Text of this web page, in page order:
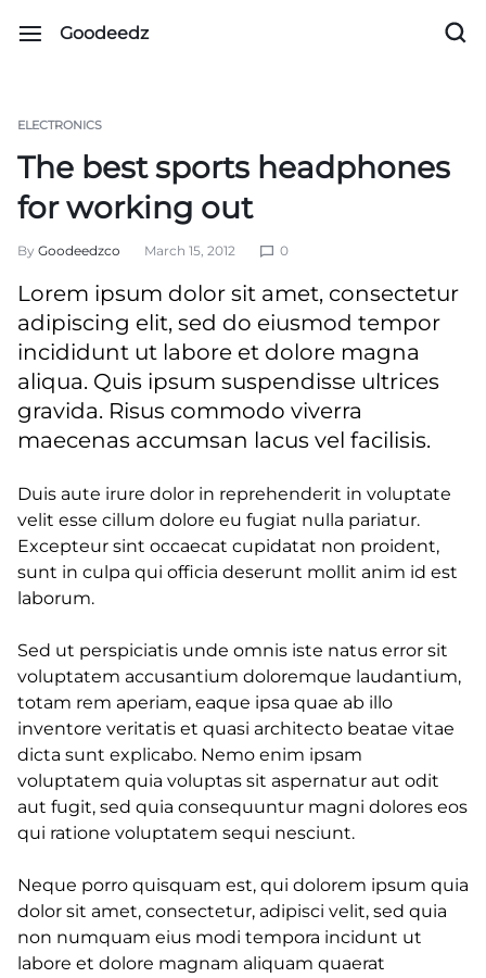
Goodeedz
ELECTRONICS
The best sports headphones
for working out
By Goodeedzco March 15, 2012 0
Lorem ipsum dolor sit amet, consectetur
adipiscing elit, sed do eiusmod tempor
incididunt ut labore et dolore magna
aliqua. Quis ipsum suspendisse ultrices
gravida. Risus commodo viverra
maecenas accumsan lacus vel facilisis.
Duis aute irure dolor in reprehenderit in voluptate
velit esse cillum dolore eu fugiat nulla pariatur.
Excepteur sint occaecat cupidatat non proident,
sunt in culpa qui officia deserunt mollit anim id est
laborum.
Sed ut perspiciatis unde omnis iste natus error sit
voluptatem accusantium doloremque laudantium,
totam rem aperiam, eaque ipsa quae ab illo
inventore veritatis et quasi architecto beatae vitae
dicta sunt explicabo. Nemo enim ipsam
voluptatem quia voluptas sit aspernatur aut odit
aut fugit, sed quia consequuntur magni dolores eos
qui ratione voluptatem sequi nesciunt.
Neque porro quisquam est, qui dolorem ipsum quia
dolor sit amet, consectetur, adipisci velit, sed quia
non numquam eius modi tempora incidunt ut
labore et dolore magnam aliquam quaerat